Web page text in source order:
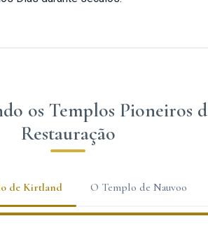
os Templos Pioneiros
Restauração
de Kirtland O Templo de Nauvoo